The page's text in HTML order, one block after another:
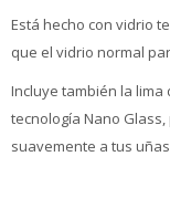
Está hecho con vidrio
que el vidrio normal
Incluye también la lima
tecnología Nano
suavemente a tus